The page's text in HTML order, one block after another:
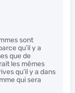
sont
qu’il y a
que de
les mêmes
qu’il y a dans
qui sera